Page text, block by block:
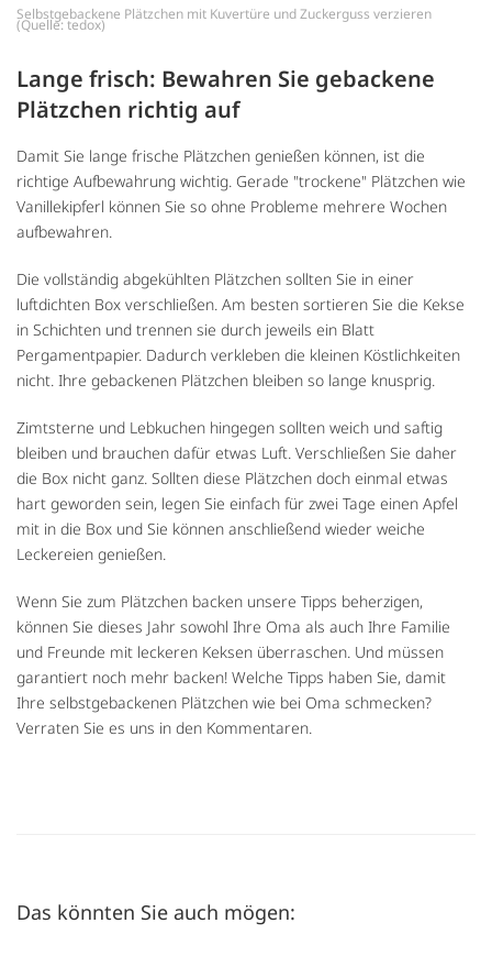
Selbstgebackene Plätzchen mit Kuvertüre und Zuckerguss verzieren
(Quelle: tedox)
Lange frisch: Bewahren Sie gebackene
Plätzchen richtig auf
Damit Sie lange frische Plätzchen genießen können, ist die
richtige Aufbewahrung wichtig. Gerade "trockene" Plätzchen wie
Vanillekipferl können Sie so ohne Probleme mehrere Wochen
aufbewahren.
Die vollständig abgekühlten Plätzchen sollten Sie in einer
luftdichten Box verschließen. Am besten sortieren Sie die Kekse
in Schichten und trennen sie durch jeweils ein Blatt
Pergamentpapier. Dadurch verkleben die kleinen Köstlichkeiten
nicht. Ihre gebackenen Plätzchen bleiben so lange knusprig.
Zimtsterne und Lebkuchen hingegen sollten weich und saftig
bleiben und brauchen dafür etwas Luft. Verschließen Sie daher
die Box nicht ganz. Sollten diese Plätzchen doch einmal etwas
hart geworden sein, legen Sie einfach für zwei Tage einen Apfel
mit in die Box und Sie können anschließend wieder weiche
Leckereien genießen.
Wenn Sie zum Plätzchen backen unsere Tipps beherzigen,
können Sie dieses Jahr sowohl Ihre Oma als auch Ihre Familie
und Freunde mit leckeren Keksen überraschen. Und müssen
garantiert noch mehr backen! Welche Tipps haben Sie, damit
Ihre selbstgebackenen Plätzchen wie bei Oma schmecken?
Verraten Sie es uns in den Kommentaren.
Das könnten Sie auch mögen: